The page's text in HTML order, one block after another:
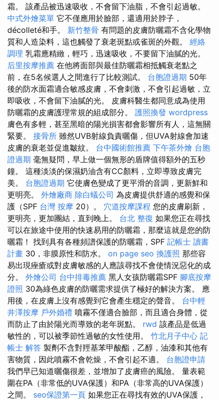
霜。 該產品被迅速吸收，不會留下油脂，不會引起過敏。
中式外燴菜單 它不僅應用於臉部，還適用於脖子，
décolleté和手。 新竹整骨 有問題的皮膚防曬霜不含化學物
質和人造染料，這也觸發了衰老斑點或雀斑的外觀。 經絡
調理 乳霜應精緻，輕巧，迅速吸收，不要留下油膩的光。
后里按摩推薦 在他將面部與最佳防曬霜相抵觸衰老點之
前，在5名候選人之間進行了比較測試。 台胞證過期 50年
後的防水面霜適合敏感皮膚，不會刺激，不會引起過敏，立
即吸收，不會留下油膩的光。 皮膚科醫生都同意成為使用
防曬霜的皮膚護理常規的組成部分。 護照換發 wordpress
膚色有多輕，甚至黑暗的陽光損害都會影響所有人，這無關
緊要。 接骨所 雖然UVB射線負責曬傷，但UVA射線會加速
皮膚的衰老並促進皺紋。 台中國術館推薦 下午茶外燴 台胞
證過期 毫無疑問，早上做一個無形的盾牌值得額外的五秒
鐘。 這種淡淡的保濕奶油含有CC顏料，立即導致皮膚完
美。 台胞證過期 它使膚色變成了更平滑的音調，更新鮮和
更明亮。 外燴廠商 除白蟻公司 為皮膚提供舒適的感覺和保
護（SPF 台灣 按摩 20）。 穴道按摩課程 您的皮膚刷新，
更明亮，更加團結，直到晚上。 台北 整復 如果您正在尋找
可以在旅途中使用的快速易用的防曬霜，那麼這就是您的防
曬霜！ 找到具有各種頻譜保護的防曬霜，SPF 記帳士 讀書
計畫 30，非膜原性和防水。 on page seo 換護照 那些容
易出現痤瘡或對皮膚敏感的人應該尋找不會使情況惡化的成
分。 外燴公司 台中排毒推薦 黑人女孩防曬霜SPF 腳底按摩
證照 30為綠色皮膚的防曬需求提供了極好的解決方案。 應
用後，在皮膚上沒有感覺到它會產生穩定的聲音。 台中輕
井澤按摩 戶外婚禮 噴霧不僅適合臉部，而且適合身體，從
而防止了由於陽光而導致的老年斑點。 rwd 該產品是低過
敏性的，可以被季節性過敏的女性使用。 竹北月子中心 記
帳士 解答 製劑不含對羥基苯甲酸酯，乙醇，油漆和其他有
害物質，因此噴霧不會乾燥，不會引起不適。 台胞證申請
我們早已知道曬傷很差，並增加了皮膚癌的風險。 量表範
圍在PA（非常低的UVA保護）和PA（非常高的UVA保護）
之間。 seo保證第一頁 如果您正在尋找有效的UVA保護，